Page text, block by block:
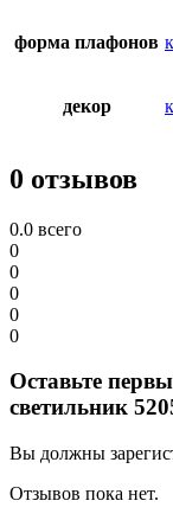
форма плафонов
декор
0 отзывов
0.0 всего
0
0
0
0
0
Оставьте
светильник
Вы должны
Отзывов пока нет.